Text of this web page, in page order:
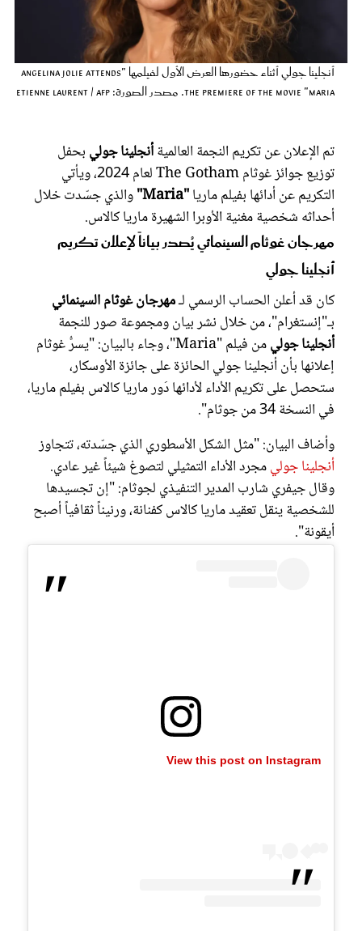
أنجلينا جولي أثناء حضورها العرض الأول لفيلمها "Angelina Jolie attends
the premiere of the movie "Maria. مصدر الصورة: ETIENNE LAURENT / AFP
تم الإعلان عن تكريم النجمة العالميةأنجلينا جولي بحفل
توزيع جوائز غوثام The Gotham لعام 2024، ويأتي
التكريم عن أدائها بفيلم ماريا"Maria"
والذي جسّدت خلال
أحداثه شخصية مغنية الأوبرا الشهيرة ماريا كالاس.
مهرجان غوثام السينمائي يُصدر بياناً لإعلان تكريم
أنجلينا جولي
كان قد أعلن الحساب الرسمي لـمهرجان غوثام السينمائي
بـ"إنستغرام"، من خلال نشر بيان ومجموعة صور للنجمة
أنجلينا جولي
من فيلم "Maria"، وجاء بالبيان: "يسرُّ غوثام
إعلانها بأن أنجلينا جولي الحائزة على جائزة الأوسكار،
ستحصل على تكريم الأداء لأدائها دَور ماريا كالاس بفيلم ماريا،
في النسخة 34 من جوثام".
وأضاف البيان: "مثل الشكل الأسطوري الذي جسّدته، تتجاوز
أنجلينا جوليمجرد الأداء التمثيلي لتصوغ شيئاً غير عادي.
وقال جيفري شارب المدير التنفيذي لجوثام: "إن تجسيدها
للشخصية ينقل تعقيد ماريا كالاس كفنانة، ورنيناً ثقافياً أصبح
أيقونة".
View this post on Instagram
عروس سيدتي
مجلة سيدتي